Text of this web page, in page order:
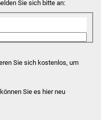
Sie sich bitte an:
Sie sich kostenlos, um
Sie es hier neu